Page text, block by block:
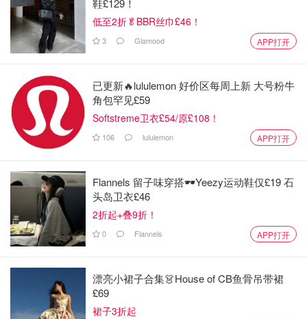
钩嘴叼住母鹌鹑脖子上的毛，有一次发现母鹌鹑的脖子上都
出血了，吃东西也是很霸道，所以如果不是想要孵小鹌鹑，
最好还是公母分开养！
我家弟弟小，总是以为两只鹌鹑在追着玩儿，公的比较凶，
玩儿着玩儿着就欺负母的，很霸道！而且公鹌鹑晚上还会发
出比较慎人的叫声，很大声，第一次听到我还问家属这什么
声音？也是因为这个声音，家属后来就非常不喜欢它们，最
终跟娃们谈条件用狗🐶换了鹌鹑，所以就有了家里现在的比
格犬！
鞋£129！
低至2折🥬BBR丝巾£46！
3 Glamood APP打开
已更新🔥lululemon 好价区每周上新 大号粉牛
角包罕见£59
Softstreme卫衣£54/原£108！
106 lululemon APP打开
Flannels 留子味穿搭🕶️Yeezy运动鞋仅£19 石
头岛卫衣£46
2折起+叠9折！
0 Flannels APP打开
漂亮小裙子合集👗House of CB鱼骨吊带裙
£69
裙子3折起